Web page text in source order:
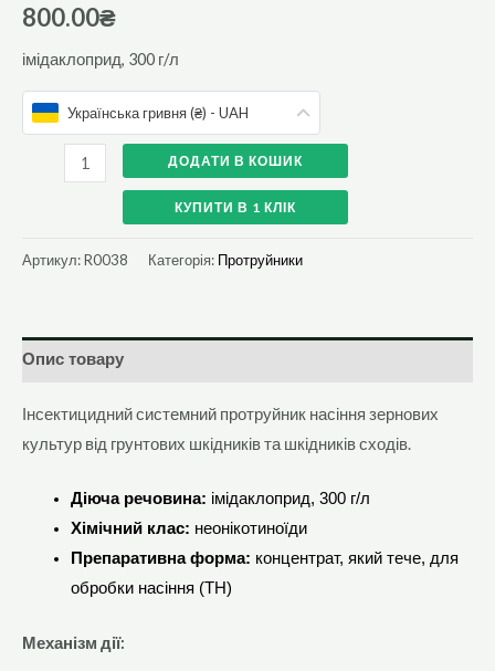
800.00₴
імідаклоприд, 300 г/л
Українська гривня (₴) - UAH
ДОДАТИ В КОШИК
КУПИТИ В 1 КЛІК
Артикул:R0038 Категорія: Протруйники
Опис товару
Інсектицидний системний протруйник насіння зернових
культур від грунтових шкідників та шкідників сходів.
Діюча речовина: імідаклоприд, 300 г/л
Хімічний клас: неонікотиноїди
Препаративна форма: концентрат, який тече, для
обробки насіння (ТН)
Механізм дії: